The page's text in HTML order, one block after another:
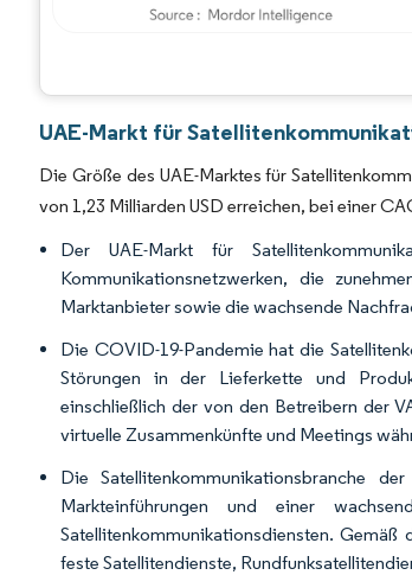
Bild © Mordor Intelligence.
UAE-Markt für
Die Größe des UAE-Marktes für
von 1,23 Milliarden USD erreichen, bei einer
Der UAE-Markt für
Kommunikationsnetzwerken, die
Marktanbieter sowie die wachsende
Die COVID-19-Pandemie hat die
Störungen in der Lieferkette und
einschließlich der von den Betreibern der
virtuelle Zusammenkünfte und Meetings
Die Satellitenkommunikationsbranche
Markteinführungen und einer
Satellitenkommunikationsdiensten.
feste Satellitendienste,